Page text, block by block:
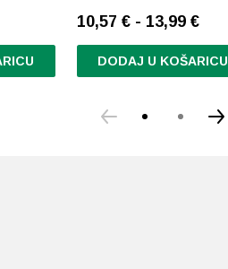
10,57 € - 13,99 €
DODAJ U KOŠARICU